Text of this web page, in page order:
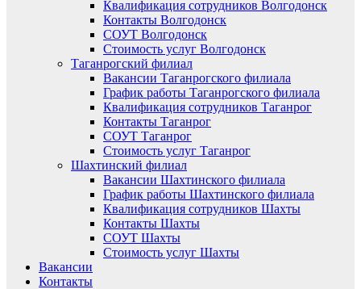
Квалификация сотрудников Волгодонск
Контакты Волгодонск
СОУТ Волгодонск
Стоимость услуг Волгодонск
Таганрогский филиал
Вакансии Таганрогского филиала
График работы Таганрогского филиала
Квалификация сотрудников Таганрог
Контакты Таганрог
СОУТ Таганрог
Стоимость услуг Таганрог
Шахтинский филиал
Вакансии Шахтинского филиала
График работы Шахтинского филиала
Квалификация сотрудников Шахты
Контакты Шахты
СОУТ Шахты
Стоимость услуг Шахты
Вакансии
Контакты